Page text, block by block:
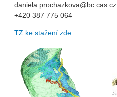
daniela.prochazkova@bc.cas.cz
+420 387 775 064
TZ ke stažení zde